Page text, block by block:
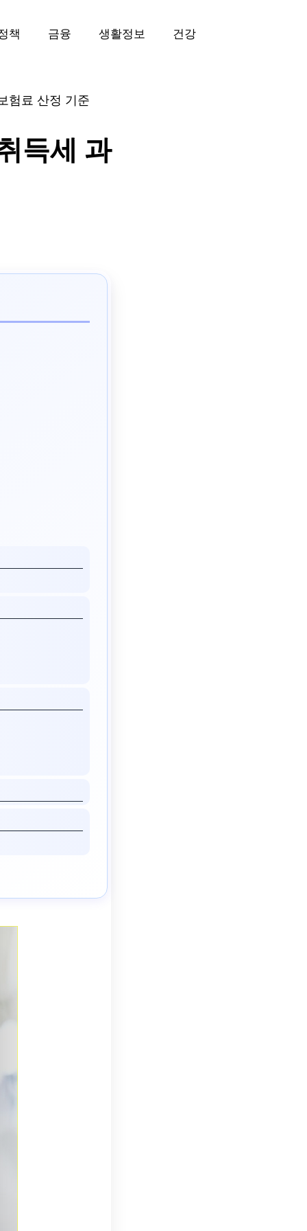
책 금융 생활정보 건강
험료 산정 기준
득세 과